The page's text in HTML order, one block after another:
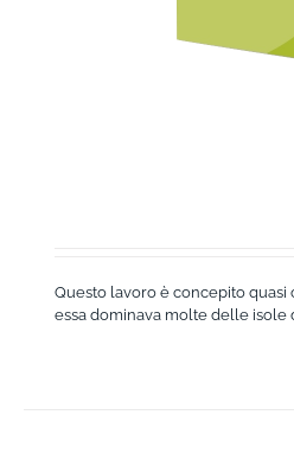
Questo lavoro è concepito quasi
essa dominava molte delle isole